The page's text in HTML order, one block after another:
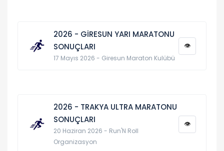
2026 - GİRESUN YARI MARATONU
SONUÇLARI
17 Mayıs 2026 - Giresun Maraton Kulübü
👁
2026 - TRAKYA ULTRA MARATONU
SONUÇLARI
20 Haziran 2026 - Run'N Roll
Organizasyon
👁